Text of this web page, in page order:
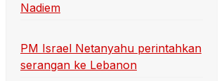
Nadiem
PM Israel Netanyahu perintahkan
serangan ke Lebanon